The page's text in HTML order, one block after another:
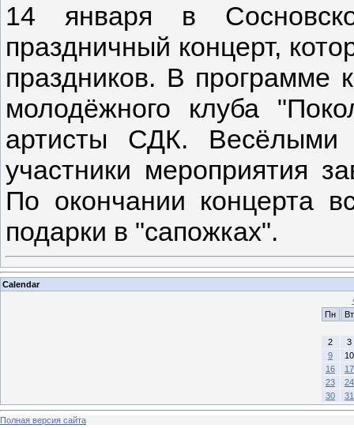
14 января в
праздничный концерт,
праздников. В программе
молодёжного клуба
артисты СДК. Весёлыми
участники мероприятия
По окончании концерта
подарки в "сапожках".
Calendar
Пн
Вт
2
3
9
10
16
17
23
24
30
31
Полная версия сайта